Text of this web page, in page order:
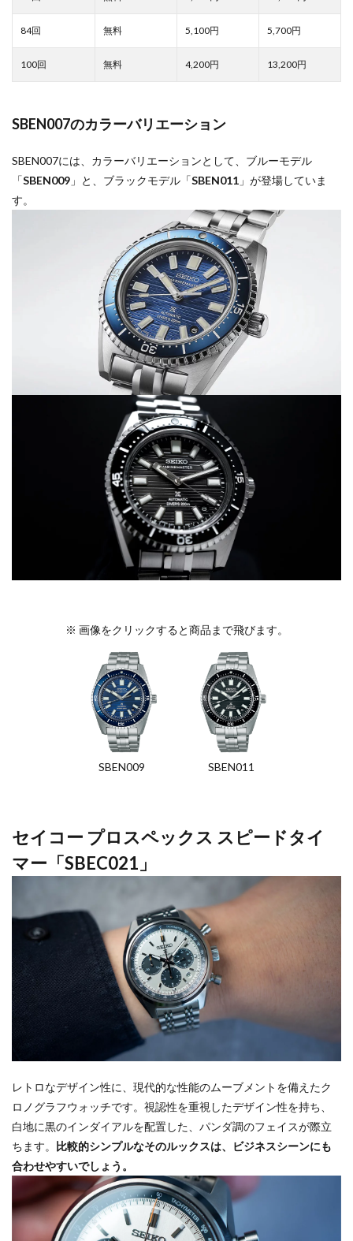
5,100 5,700
4,200 13,200
SBEN007のカラーバリエーション
SBEN007には、カラーバリエーションとして、ブルーモデル
「SBEN009 」と、ブラックモデル「SBEN011 」が登場していま
す。
※ 画像をクリックすると商品まで飛びます。
SBEN009 SBEN011
セイコー プロスペックス スピードタイ
マー「SBEC021」
レトロなデザイン性に、現代的な性能のムーブメントを備えたク
ロノグラフウォッチです。視認性を重視したデザイン性を持ち、
白地に黒のインダイアルを配置した、パンダ調のフェイスが際立
ちます。
比較的シンプルなそのルックスは、ビジネスシーンにも
合わせやすいでしょう。